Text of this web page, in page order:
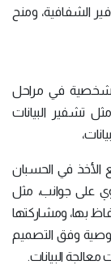
الشفافية، ومنح
الشخصية في مراحل
تشفير البيانات
الأخذ في الحسبان
على جوانب، مثل
بها، ومشاركتها
وفق التصميم
البيانات.